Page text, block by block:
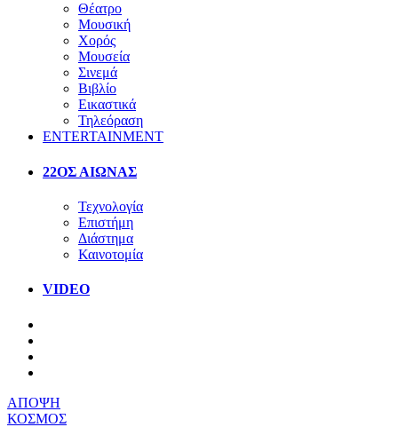
Θέατρο
Μουσική
Χορός
Μουσεία
Σινεμά
Βιβλίο
Εικαστικά
Τηλεόραση
ENTERTAINMENT
22ΟΣ ΑΙΩΝΑΣ
Τεχνολογία
Επιστήμη
Διάστημα
Καινοτομία
VIDEO
ΑΠΟΨΗ
ΚΟΣΜΟΣ